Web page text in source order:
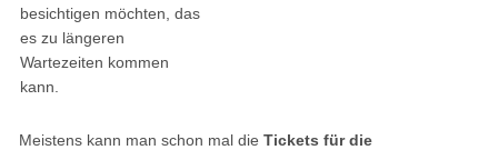
besichtigen möchten, das
es zu längeren
Wartezeiten kommen
kann.
Meistens kann man schon mal die Tickets für die